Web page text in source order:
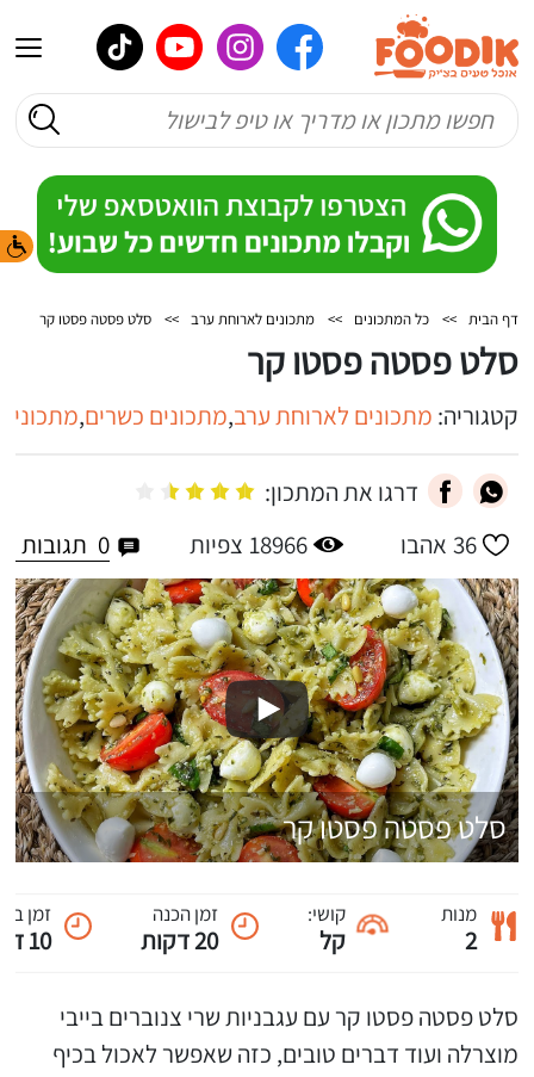
דף הבית >> כל המתכונים >> מתכונים לארוחת ערב >> סלט פסטה פסטו קר
סלט פסטה פסטו קר
קטגוריה: מתכונים לארוחת ערב,מתכונים כשרים,
דרגו את המתכון:
36 אהבו 18966 צפיות 0 תגובות
סלט פסטה פסטו קר
מנות
2
קושי:
קל
זמן הכנה
20 דקות
זמן
10 דקות
סלט פסטה פסטו קר עם עגבניות שרי צנוברים בייבי
מוצרלה ועוד דברים טובים, כזה שאפשר לאכול בכיף